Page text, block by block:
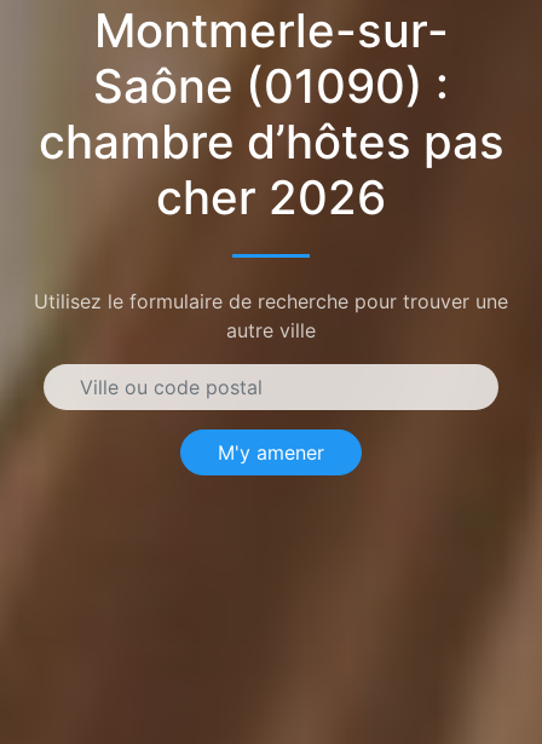
Montmerle-sur-
Saône (01090) :
chambre d’hôtes pas
cher 2026
Utilisez le formulaire de recherche pour trouver une
autre ville
M'y amener